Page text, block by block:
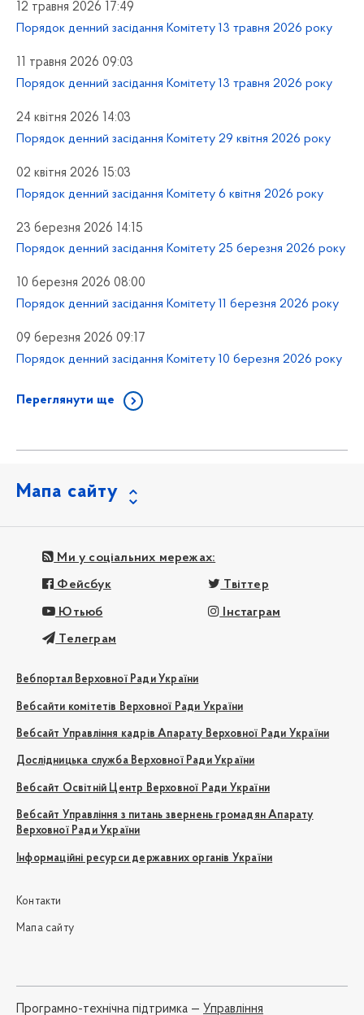
12 травня 2026 17:49
Порядок денний засідання Комітету 13 травня 2026 року
11 травня 2026 09:03
Порядок денний засідання Комітету 13 травня 2026 року
24 квітня 2026 14:03
Порядок денний засідання Комітету 29 квітня 2026 року
02 квітня 2026 15:03
Порядок денний засідання Комітету 6 квітня 2026 року
23 березня 2026 14:15
Порядок денний засідання Комітету 25 березня 2026 року
10 березня 2026 08:00
Порядок денний засідання Комітету 11 березня 2026 року
09 березня 2026 09:17
Порядок денний засідання Комітету 10 березня 2026 року
Переглянути ще
Мапа сайту
Ми у соціальних мережах:
Фейсбук Твіттер
Ютьюб Інстаграм
Телеграм
Вебпортал Верховної Ради України
Вебсайти комітетів Верховної Ради України
Вебсайт Управління кадрів Апарату Верховної Ради України
Дослідницька служба Верховної Ради України
Вебсайт Освітній Центр Верховної Ради України
Вебсайт Управління з питань звернень громадян Апарату
Верховної Ради України
Інформаційні ресурси державних органів України
Контакти
Мапа сайту
Програмно-технічна підтримка — Управління